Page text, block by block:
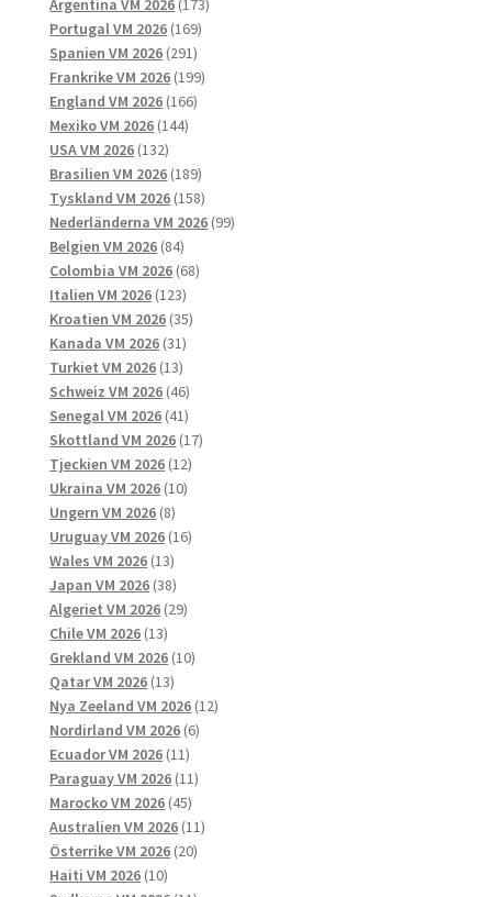
Argentina VM 2026 173
Portugal VM 2026 169169
Spanien VM 2026 291291
produkter
Frankrike VM 2026 199199
England VM 2026 166166
Mexiko VM 2026 144144
USA VM 2026 132132
produkter
Brasilien VM 2026 189189
produkter
Tyskland VM 2026 158158
produkter
Nederländerna VM 2026 9999
Belgien VM 2026 8484
produkter
Colombia VM 2026 6868
Italien VM 2026 123123
produkter
Kroatien VM 2026 3535
Kanada VM 2026 3131
produkter
Turkiet VM 2026 1313
produkter
Schweiz VM 2026 4646
produkter
Senegal VM 2026 4141
produkter
Skottland VM 2026 1717
Tjeckien VM 2026 1212
Ukraina VM 2026 1010
Ungern VM 2026 88
produkter
Uruguay VM 2026 1616
Wales VM 2026 1313
produkter
Japan VM 2026 3838
produkter
Algeriet VM 2026 2929
Chile VM 2026 1313
produkter
Grekland VM 2026 1010
Qatar VM 2026 1313
produkter
Nya Zeeland VM 2026 1212
Nordirland VM 2026 66
Ecuador VM 2026 1111
produkter
Paraguay VM 2026 1111
Marocko VM 2026 4545
produkter
Australien VM 2026 1111
Österrike VM 2026 2020
Haiti VM 2026 1010